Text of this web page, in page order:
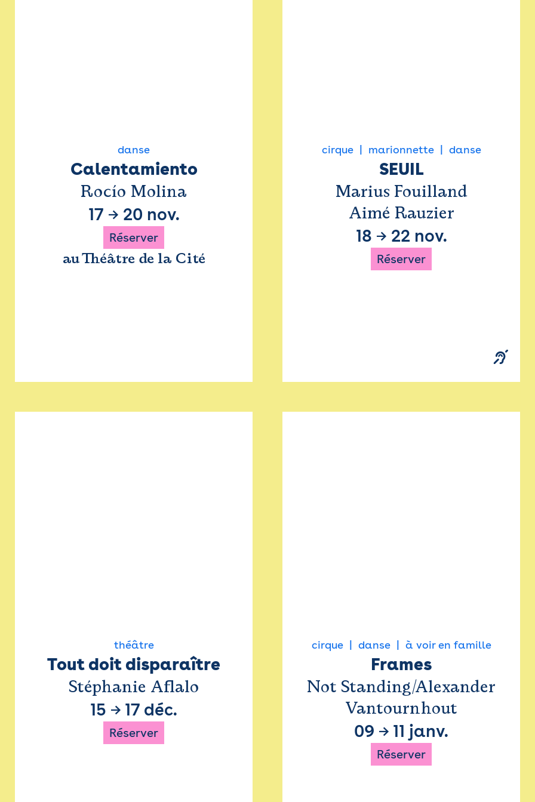
danse
Calentamiento
Rocío Molina
17 → 20 nov.
Réserver
au Théâtre de la Cité
cirque marionnette danse
SEUIL
Marius Fouilland
Aimé Rauzier
18 → 22 nov.
Réserver
théâtre
Tout doit disparaître
Stéphanie Aflalo
15 → 17 déc.
Réserver
cirque danse à voir en famille
Frames
Not Standing/Alexander
Vantournhout
09 → 11 janv.
Réserver